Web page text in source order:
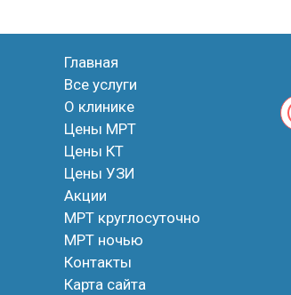
Главная
Все услуги
О клинике
Цены МРТ
Цены КТ
Цены УЗИ
Акции
МРТ круглосуточно
МРТ ночью
Контакты
Карта сайта